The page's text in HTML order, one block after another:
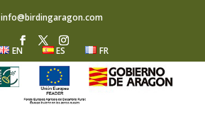
info@birdingaragon.com
EN ES FR